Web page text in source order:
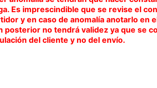
Es imprescindible que se revise el
y en caso de anomalía anotarlo en
posterior no tendrá validez ya que se
del cliente y no del envío.